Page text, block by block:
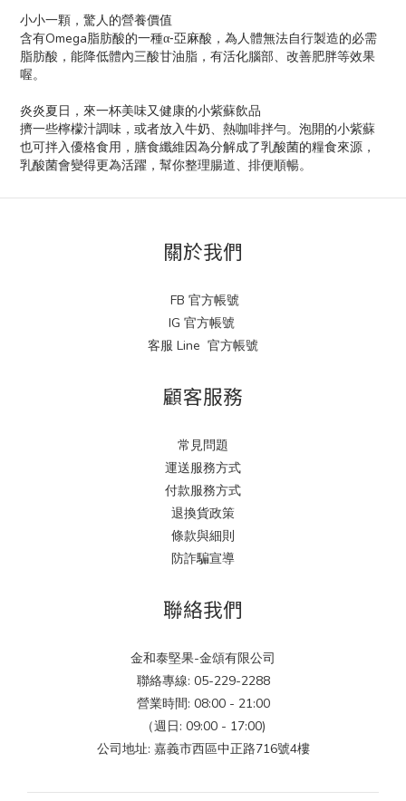
小小一顆，驚人的營養價值
含有Omega脂肪酸的一種α‐亞麻酸，為人體無法自行製造的必需
脂肪酸，能降低體內三酸甘油脂，有活化腦部、改善肥胖等效果
喔。
炎炎夏日，來一杯美味又健康的小紫蘇飲品
擠一些檸檬汁調味，或者放入牛奶、熱咖啡拌勻。泡開的小紫蘇
也可拌入優格食用，膳食纖維因為分解成了乳酸菌的糧食來源，
乳酸菌會變得更為活躍，幫你整理腸道、排便順暢。
關於我們
FB 官方帳號
IG 官方帳號
客服 Line 官方帳號
顧客服務
常見問題
運送服務方式
付款服務方式
退換貨政策
條款與細則
防詐騙宣導
聯絡我們
金和泰堅果-金頌有限公司
聯絡專線: 05-229-2288
營業時間: 08:00 - 21:00
（週日: 09:00 - 17:00)
公司地址: 嘉義市西區中正路716號4樓